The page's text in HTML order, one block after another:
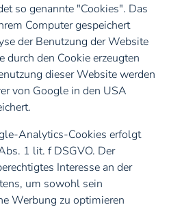
so genannte "Cookies". Das
Computer gespeichert
der Benutzung der Website
durch den Cookie erzeugten
dieser Website werden
von Google in den USA
Analytics-Cookies erfolgt
1 lit. f DSGVO. Der
Interesse an der
um sowohl sein
Werbung zu optimieren